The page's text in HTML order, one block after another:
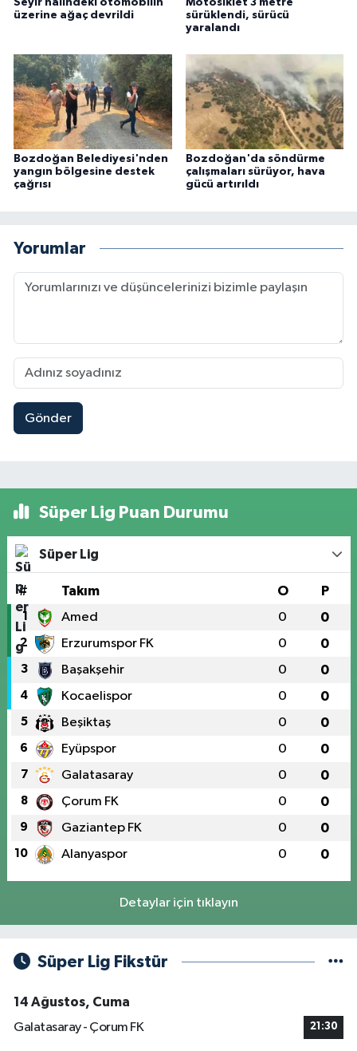
üzerine ağaç devrildi
sürüklendi, sürücü
yaralandı
Bozdoğan Belediyesi'nden
yangın bölgesine destek
çağrısı
Bozdoğan'da söndürme
çalışmaları sürüyor, hava
gücü artırıldı
Yorumlar
Gönder
Süper Lig Puan Durumu
Süper Lig
# Takım O P
1 Amed 0 0
2 Erzurumspor FK 0 0
3 Başakşehir 0 0
4 Kocaelispor 0 0
5 Beşiktaş 0 0
6 Eyüpspor 0 0
7 Galatasaray 0 0
8 Çorum FK 0 0
9 Gaziantep FK 0 0
10 Alanyaspor 0 0
Detaylar için tıklayın
Süper Lig Fikstür
14 Ağustos, Cuma
Galatasaray - Çorum FK
21:30